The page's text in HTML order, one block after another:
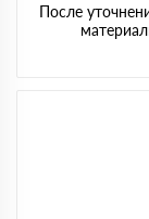
После